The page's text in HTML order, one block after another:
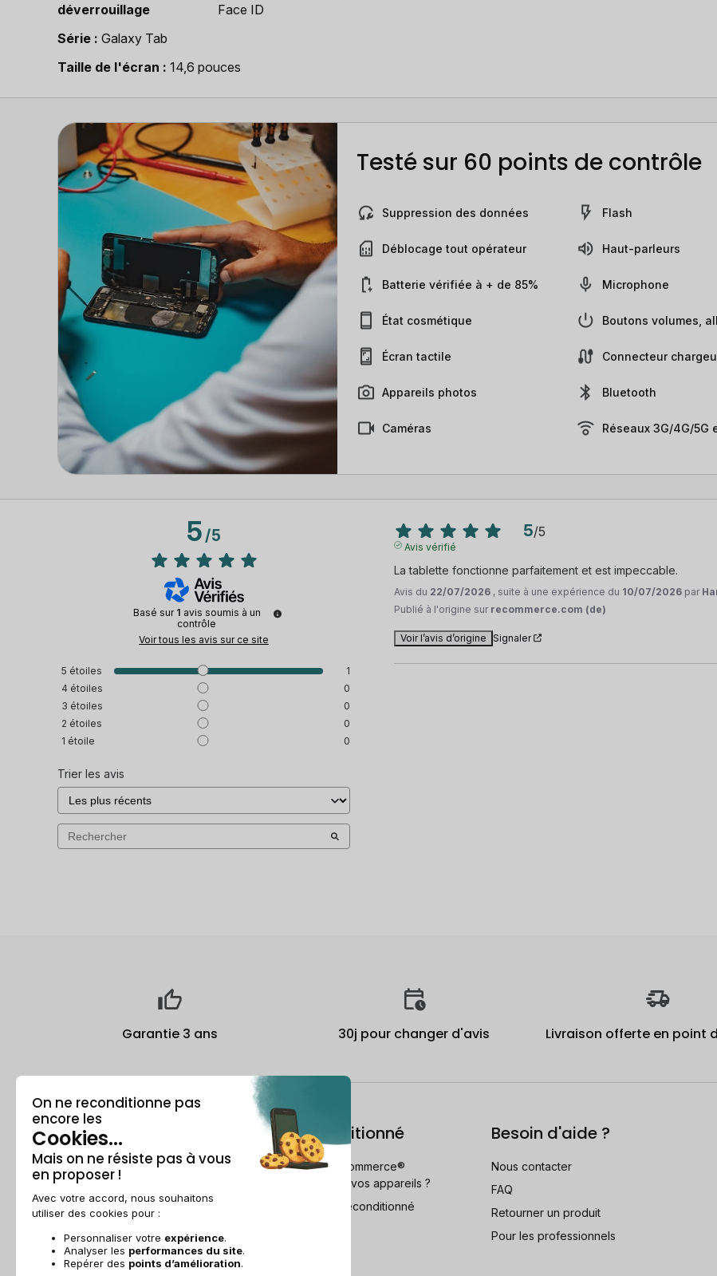
déverrouillage
Face ID
Série
Galaxy Tab
Taille de l'écran
14,6 pouces
Testé sur 60 points de contrôle
Suppression des données
Déblocage tout opérateur
Batterie vérifiée à + de 85%
État cosmétique
Écran tactile
Appareils photos
Caméras
Flash
Haut-parleurs
Microphone
Boutons volumes,
Connecteur
Bluetooth
Réseaux 3G/4G/5G
5/5
Basé sur 1 avis soumis à un
contrôle
Voir tous les avis sur ce site
5 étoiles
1
4 étoiles
0
3 étoiles
0
2 étoiles
0
1 étoile 0
Trier les avis
5/5
Avis vérifié
La tablette fonctionne parfaitement et est impeccable.
Avis du 22/07/2026 , suite à une expérience du 10/07/2026 par
Publié à l'origine sur recommerce.com (de)
Voir l’avis d’origine Signaler
Garantie 3 ans 30j pour changer d'avis Livraison offerte en point
À propos
Qui est Recommerce® ?
Parrainage
Ils parlent de nous
Recommerce group
Le reconditionné
Comment Recommerce®
reconditionne vos appareils ?
Le Guide du reconditionné
Besoin d'aide ?
Nous contacter
FAQ
Retourner un produit
Pour les professionnels